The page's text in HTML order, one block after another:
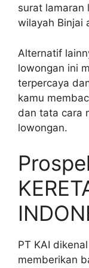
surat lamaran
wilayah Binjai
Alternatif
lowongan ini
terpercaya
kamu
dan tata cara
lowongan.
PT KAI
memberikan